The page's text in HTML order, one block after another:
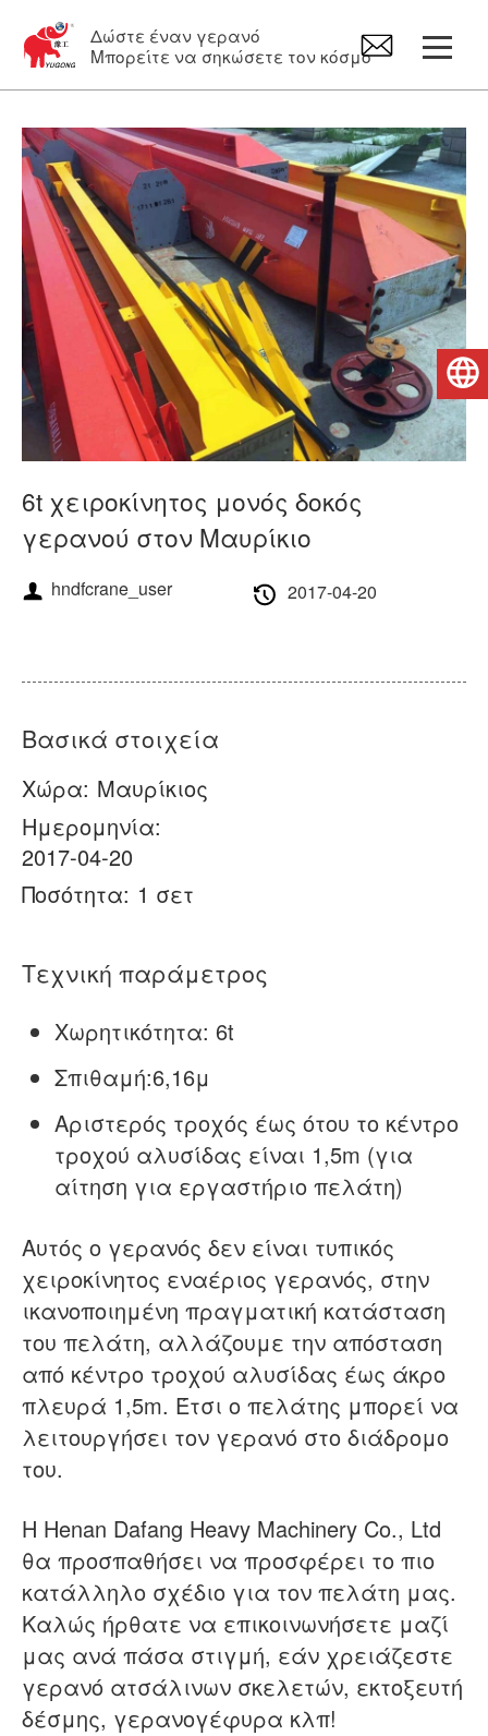
Δώστε έναν γερανό
Μπορείτε να σηκώσετε τον κόσμο
Γερανογέφυρα τύπου πυλώνα
Γερανός εναέριας κυκλοφορίας
περιστρεφόμενος γερανός
Ηλεκτρικό Βαρούλκα
Ανταλλακτικά γερανών
Σχετικά με εμάς
Νέα
Υπόθεση
Συχνές ερωτήσεις
Επικοινωνήστε μαζί μας
6t χειροκίνητος μονός δοκός
γερανού στον Μαυρίκιο
hndfcrane_user 2017-04-20
Βασικά στοιχεία
Χώρα: Μαυρίκιος
Ημερομηνία:
2017-04-20
Ποσότητα: 1 σετ
Τεχνική παράμετρος
Χωρητικότητα: 6t
Σπιθαμή:6,16μ
Αριστερός τροχός έως ότου το κέντρο
τροχού αλυσίδας είναι 1,5m (για
αίτηση για εργαστήριο πελάτη)
Αυτός ο γερανός δεν είναι τυπικός
χειροκίνητος εναέριος γερανός, στην
ικανοποιημένη πραγματική κατάσταση
του πελάτη, αλλάζουμε την απόσταση
απόκέντρο τροχού αλυσίδας έως άκρο
πλευρά 1,5m. Έτσι ο πελάτης μπορεί να
λειτουργήσει τον γερανό στο διάδρομο
του.
Η Henan Dafang Heavy Machinery Co., Ltd
θα προσπαθήσει να προσφέρει το πιο
κατάλληλο σχέδιο για τον πελάτη μας.
Καλώς ήρθατε να επικοινωνήσετε μαζί
μας ανά πάσα στιγμή, εάν χρειάζεστε
γερανό ατσάλινων σκελετών, εκτοξευτή
δέσμης, γερανογέφυρα κλπ!
Ελληνικά